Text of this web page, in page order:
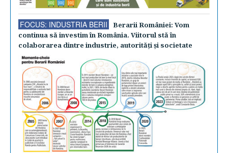
FOCUS: INDUSTRIA BERII
Berarii României: Vom
continua să investim în România. Viitorul stă în
colaborarea dintre industrie, autorităţi şi societate